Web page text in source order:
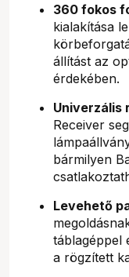
360 fokos
kialakítása
állítást az
érdekében.
Univerzális
Receiver
bármilyen
Levehető
táblagéppel
a rögzített